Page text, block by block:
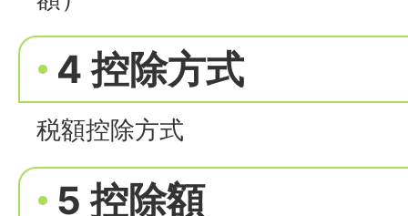
4 控除方式
税額控除方式
5 控除額